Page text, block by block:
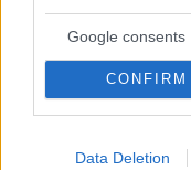
Google consents
CONFIRM
Data Deletion
The Greater